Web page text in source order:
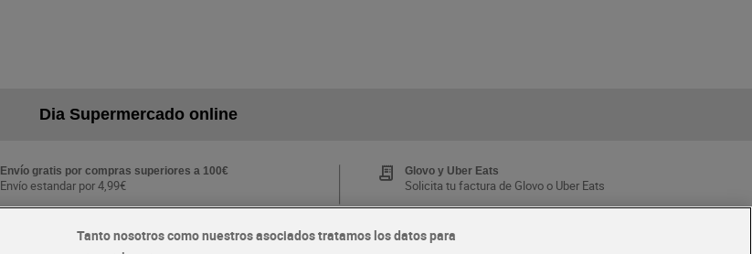
Dia Supermercado online
Envío gratis por compras superiores a 100€
Envío estandar por 4,99€
Glovo y Uber Eats
Solicita tu factura de Glovo o Uber Eats
Tanto nosotros como nuestros asociados tratamos los datos para